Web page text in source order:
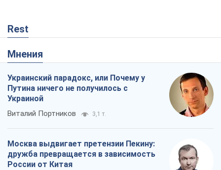
Rest
Мнения
Украинский парадокс, или Почему у
Путина ничего не получилось с
Украиной
Виталий Портников 3,1 т.
Москва выдвигает претензии Пекину:
дружба превращается в зависимость
России от Китая